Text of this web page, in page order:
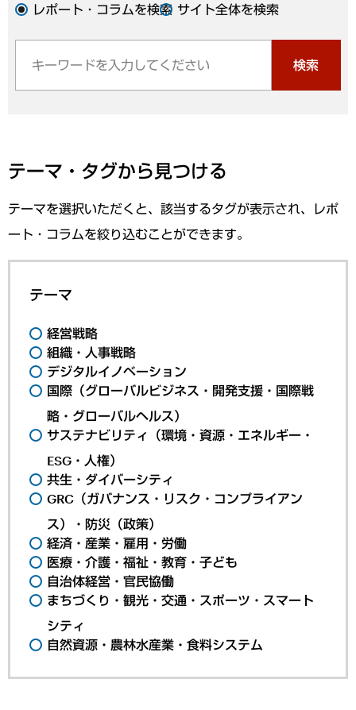
レポート・コラムを検索 サイト全体を検索
検索
テーマ・タグから見つける
テーマを選択いただくと、該当するタグが表示され、レポ
ート・コラムを絞り込むことができます。
テーマ
経営戦略
組織・人事戦略
デジタルイノベーション
国際（グローバルビジネス・開発支援・国際戦
略・グローバルヘルス）
サステナビリティ（環境・資源・エネルギー・
ESG・人権）
共生・ダイバーシティ
GRC（ガバナンス・リスク・コンプライアン
ス）・防災（政策）
経済・産業・雇用・労働
医療・介護・福祉・教育・子ども
自治体経営・官民協働
まちづくり・観光・交通・スポーツ・スマート
シティ
自然資源・農林水産業・食料システム